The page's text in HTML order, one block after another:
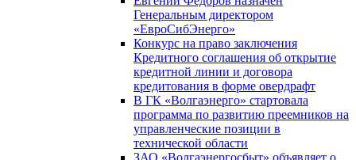
Генеральным директором
«ЕвроСибЭнерго»
Конкурс на право заключения
Кредитного соглашения об открытие
кредитной линии и договора
кредитования в форме овердрафт
В ГК «Волгаэнерго» стартовала
программа по развитию преемников на
управленческие позиции в
технической области